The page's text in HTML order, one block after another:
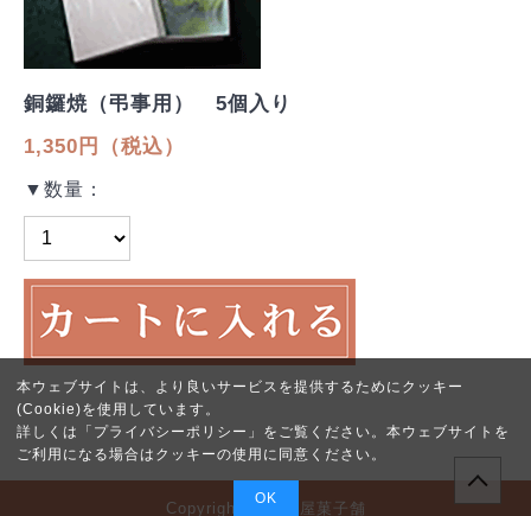
銅鑼焼（弔事用） 5個入り
1,350円（税込）
▼数量：
Copyright © 福多屋菓子舗
本ウェブサイトは、より良いサービスを提供するためにクッキー
(Cookie)を使用しています。
詳しくは「 プライバシーポリシー 」をご覧ください。本ウェブサイトを
ご利用になる場合はクッキーの使用に同意ください。
OK